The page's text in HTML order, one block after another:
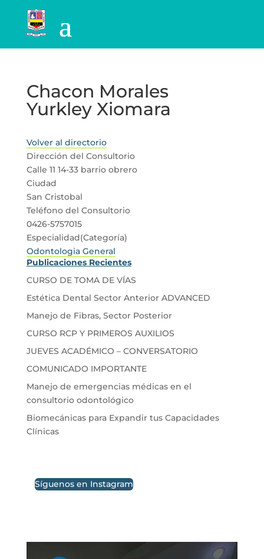
Chacon Morales
Yurkley Xiomara
Volver al directorio
Dirección del Consultorio
Calle 11 14-33 barrio obrero
Ciudad
San Cristobal
Teléfono del Consultorio
0426-5757015
Especialidad(Categoría)
Odontologia General
Publicaciones Recientes
CURSO DE TOMA DE VÍAS
Estética Dental Sector Anterior ADVANCED
Manejo de Fibras, Sector Posterior
CURSO RCP Y PRIMEROS AUXILIOS
JUEVES ACADÉMICO – CONVERSATORIO
COMUNICADO IMPORTANTE
Manejo de emergencias médicas en el
consultorio odontológico
Biomecánicas para Expandir tus Capacidades
Clínicas
Síguenos en Instagram